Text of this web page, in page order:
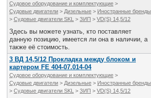
Судовое оборудование и комплектующие >
Судовые двигатели > Дизельные > Иностранные бренды
> Судовые двигатели SKL > ЗИП > VD(S) 14,5/12
Здесь вы можете узнать, кто поставляет
данную позицию, имеется ли она в наличии, а
также её стоимость.
3 ВД 14,5/12 Прокладка между блоком и
картером FE 404-07.014-04
Судовое оборудование и комплектующие >
Судовые двигатели > Дизельные > Иностранные бренды
> Судовые двигатели SKL > ЗИП > VD(S) 14,5/12